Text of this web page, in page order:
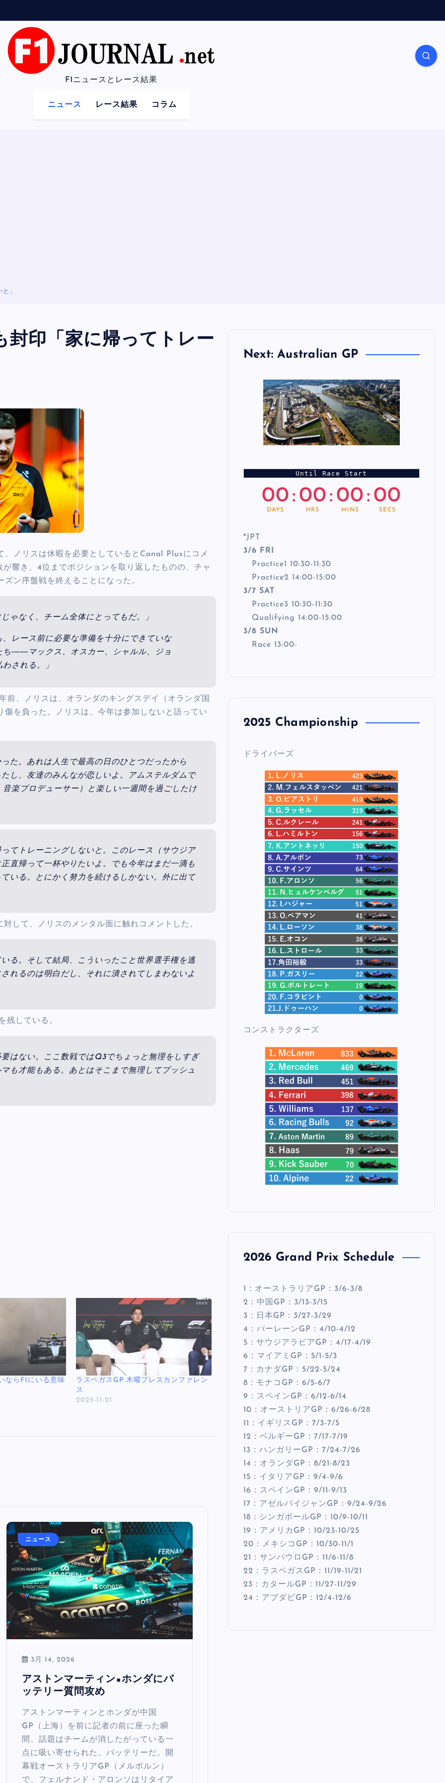
F1ニュースとレース結果
ニュース レース結果 コラム
」
封印「家に帰ってトレー
ノリスは休暇を必要としているとCanal Plusにコメ
響き、4位までポジションを取り返したものの、チャ
ン序盤戦を終えることになった。
ゃなく、チーム全体にとってもだ。」
レース前に必要な準備を十分にできていな
ち――マックス、オスカー、シャルル、ジョ
される。」
前、ノリスは、オランダのキングスデイ（オランダ国
を負った。ノリスは、今年は参加しないと語ってい
た。あれは人生で最高の日のひとつだったから
し、友達のみんなが恋しいよ。アムステルダムで
楽プロデューサー）と楽しい一週間を過ごしたけ
てトレーニングしないと。このレース（サウジア
直帰って一杯やりたいよ。でも今年はまだ一滴も
いる。とにかく努力を続けるしかない。外に出て
して、ノリスのメンタル面に触れコメントした。
る。そして結局、こういったこと世界選手権を逃
れるのは明白だし、それに潰されてしまわないよ
残している。
はない。ここ数戦ではQ3でちょっと無理をしすぎ
も才能もある。あとはそこまで無理してプッシュ
ならF1にいる意味
ラスベガスGP 木曜プレスカンファレン
ス
2025-11-21
ニュース
3月 14, 2026
アストンマーティン×ホンダにバ
ッテリー質問攻め
アストンマーティンとホンダが中国
GP（上海）を前に記者の前に座った瞬
間、話題はチームが消したがっている一
点に吸い寄せられた。バッテリーだ。開
幕戦オーストラリアGP（メルボルン）
で、フェルナンド・アロンソはリタイア
Next: Australian GP
Until Race Start
00
DAYS
: 00
HRS
: 00
MINS
: 00
SECS
*JPT
3/6 FRI
Practice1 10:30-11:30
Practice2 14:00-15:00
3/7 SAT
Practice3 10:30-11:30
Qualifying 14:00-15:00
3/8 SUN
Race 13:00-
2025 Championship
ドライバーズ
コンストラクターズ
2026 Grand Prix Schedule
1：オーストラリアGP：3/6-3/8
2：中国GP：3/13-3/15
3：日本GP：3/27-3/29
4：バーレーンGP：4/10-4/12
5：サウジアラビアGP：4/17-4/19
6：マイアミGP：5/1-5/3
7：カナダGP：5/22-5/24
8：モナコGP：6/5-6/7
9：スペインGP：6/12-6/14
10：オーストリアGP：6/26-6/28
11：イギリスGP：7/3-7/5
12：ベルギーGP：7/17-7/19
13：ハンガリーGP：7/24-7/26
14：オランダGP：8/21-8/23
15：イタリアGP：9/4-9/6
16：スペインGP：9/11-9/13
17：アゼルバイジャンGP：9/24-9/26
18：シンガポールGP：10/9-10/11
19：アメリカGP：10/23-10/25
20：メキシコGP：10/30-11/1
21：サンパウロGP：11/6-11/8
22：ラスベガスGP：11/19-11/21
23：カタールGP：11/27-11/29
24：アブダビGP：12/4-12/6